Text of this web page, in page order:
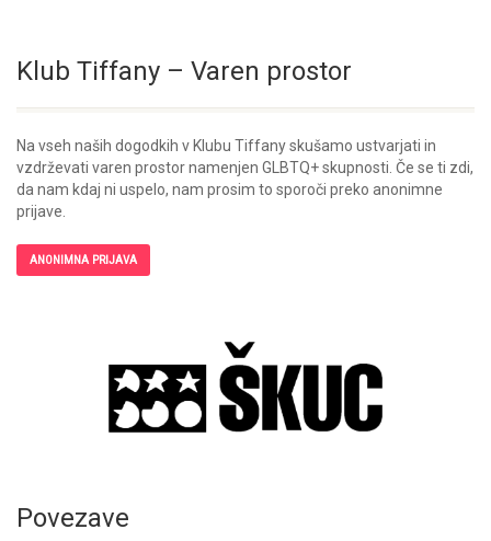
Klub Tiffany – Varen prostor
Na vseh naših dogodkih v Klubu Tiffany skušamo ustvarjati in
vzdrževati varen prostor namenjen GLBTQ+ skupnosti. Če se ti zdi,
da nam kdaj ni uspelo, nam prosim to sporoči preko anonimne
prijave.
ANONIMNA PRIJAVA
Povezave